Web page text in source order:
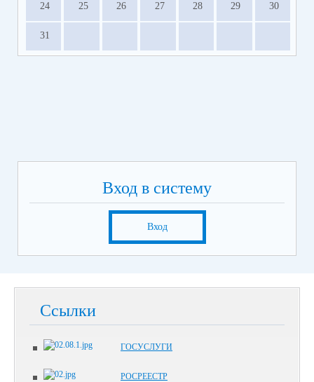
24 25 26 27 28 29 30
31
Вход в систему
Вход
Ссылки
ГОСУСЛУГИ
РОСРЕЕСТР